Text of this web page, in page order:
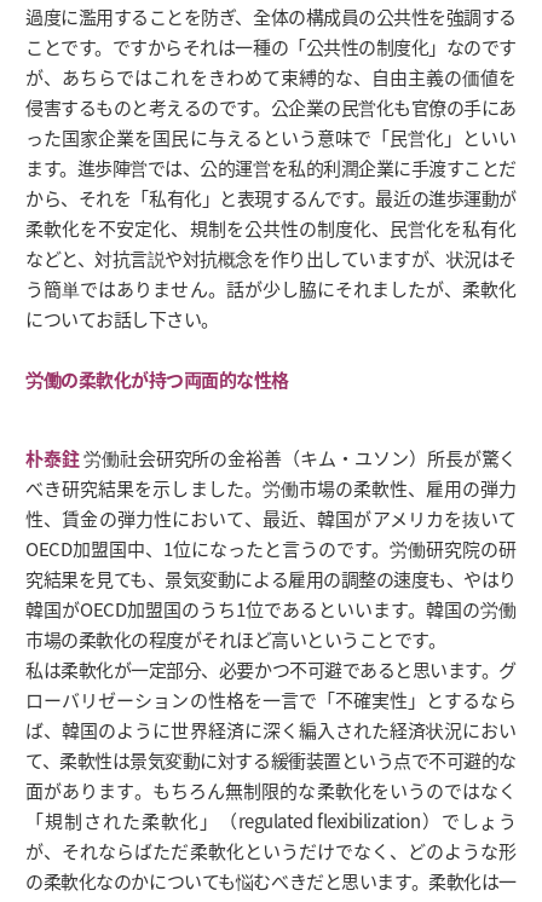
過度に濫用することを防ぎ、全体の構成員の公共性を強調する
ことです。ですからそれは一種の「公共性の制度化」なのです
が、あちらではこれをきわめて束縛的な、自由主義の価値を
侵害するものと考えるのです。公企業の民営化も官僚の手にあ
った国家企業を国民に与えるという意味で「民営化」といい
ます。進歩陣営では、公的運営を私的利潤企業に手渡すことだ
から、それを「私有化」と表現するんです。最近の進歩運動が
柔軟化を不安定化、規制を公共性の制度化、民営化を私有化
などと、対抗言説や対抗概念を作り出していますが、状況はそ
う簡単ではありません。話が少し脇にそれましたが、柔軟化
についてお話し下さい。
労働の柔軟化が持つ両面的な性格
朴泰鉒労働社会研究所の金裕善（キム・ユソン）所長が驚く
べき研究結果を示しました。労働市場の柔軟性、雇用の弾力
性、賃金の弾力性において、最近、韓国がアメリカを抜いて
OECD加盟国中、1位になったと言うのです。労働研究院の研
究結果を見ても、景気変動による雇用の調整の速度も、やはり
韓国がOECD加盟国のうち1位であるといいます。韓国の労働
市場の柔軟化の程度がそれほど高いということです。
私は柔軟化が一定部分、必要かつ不可避であると思います。グ
ローバリゼーションの性格を一言で「不確実性」とするなら
ば、韓国のように世界経済に深く編入された経済状況におい
て、柔軟性は景気変動に対する緩衝装置という点で不可避的な
面があります。もちろん無制限的な柔軟化をいうのではなく
「規制された柔軟化」（regulated flexibilization）でしょう
が、それならばただ柔軟化というだけでなく、どのような形
の柔軟化なのかについても悩むべきだと思います。柔軟化は一